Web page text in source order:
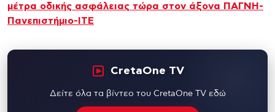
μέτρα οδικής ασφάλειας τώρα στον άξονα ΠΑΓΝΗ-
Πανεπιστήμιο-ΙΤΕ
CretaOne TV
Δείτε όλα τα βίντεο του CretaOne TV εδώ